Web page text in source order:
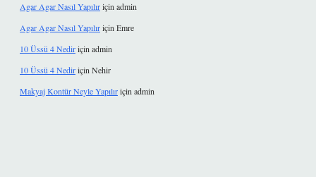
Agar Agar Nasıl Yapılıriçin admin
Agar Agar Nasıl Yapılıriçin Emre
10 Üssü 4 Nediriçin admin
10 Üssü 4 Nediriçin Nehir
Makyaj Kontür Neyle Yapılıriçin admin